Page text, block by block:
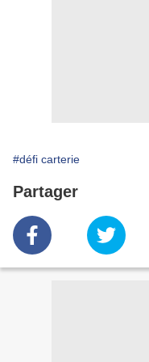
#défi carterie
Partager